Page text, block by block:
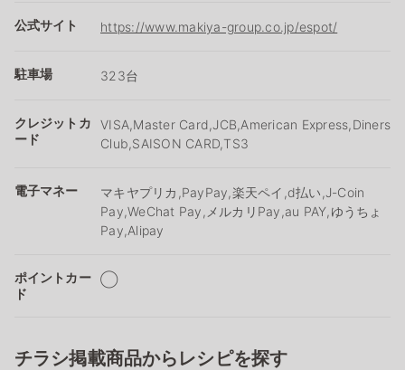
公式サイト https://www.makiya-group.co.jp/espot/
駐車場 323台
クレジットカ
ード
VISA,Master Card,JCB,American Express,Diners
Club,SAISON CARD,TS3
電子マネー
マキヤプリカ,PayPay,楽天ペイ,d払い,J-Coin
Pay,WeChat Pay,メルカリPay,au PAY,ゆうちょ
Pay,Alipay
ポイントカー
ド
◯
チラシ掲載商品からレシピを探す